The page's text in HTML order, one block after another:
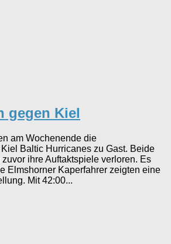
gegen Kiel
am Wochenende die
Baltic Hurricanes zu Gast. Beide
ihre Auftaktspiele verloren. Es
Elmshorner Kaperfahrer zeigten eine
Mit 42:00...